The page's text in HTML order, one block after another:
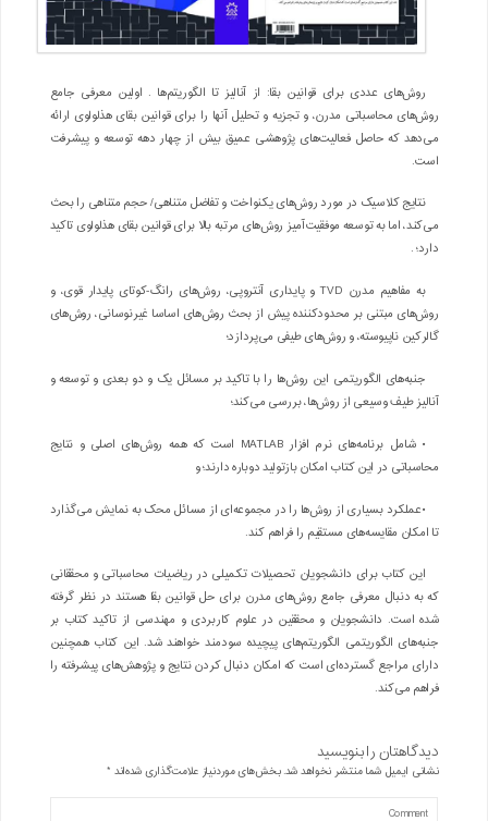
روش‌های عددی برای قوانین بقا: از آنالیز تا الگوریتم‌ها . اولین معرفی جامع
روش‌های محاسباتی مدرن، و تجزیه و تحلیل آنها را برای قوانین بقای هذلولوی ارائه
می‌دهد که حاصل فعالیت‌های پژوهشی عمیق بیش از چهار دهه توسعه و پیشرفت
است.
نتایج کلاسیک در مورد روش‌های یکنواخت و تفاضل متناهی/ حجم متناهی را بحث
می‌کند، اما به توسعه موفقیت‌آمیز روش‌های مرتبه بالا برای قوانین بقای هذلولوی تاکید
دارد؛ .
به مفاهیم مدرن TVD و پایداری آنتروپی، روش‌های رانگ-کوتای پایدار قوی، و
روش‌های مبتنی بر محدودکننده پیش از بحث روش‌های اساسا غیرنوسانی، روش‌های
گالرکین ناپیوسته، و روش‌های طیفی می‌پردازد؛
جنبه‌های الگوریتمی این روش‌ها را با تاکید بر مسائل یک و دو بعدی و توسعه و
آنالیز طیف وسیعی از روش‌ها، بررسی می‌کند؛
• شامل برنامه‌های نرم افزار MATLAB است که همه روش‌های اصلی و نتایج
محاسباتی در این کتاب امکان بازتولید دوباره دارند؛ و
•عملکرد بسیاری از روش‌ها را در مجموعه‌ای از مسائل محک به نمایش می‌گذارد
تا امکان مقایسه‌های مستقیم را فراهم کند.
این کتاب برای دانشجویان تحصیلات تکمیلی در ریاضیات محاسباتی و محققانی
که به دنبال معرفی جامع روش‌های مدرن برای حل قوانین بقا هستند در نظر گرفته
شده است. دانشجویان و محققین در علوم کاربردی و مهندسی از تاکید کتاب بر
جنبه‌های الگوریتمی الگوریتم‌های پیچیده سودمند خواهند شد. این کتاب همچنین
دارای مراجع گسترده‌ای است که امکان دنبال کردن نتایج و پژوهش‌های پیشرفته را
فراهم می‌کند.
دیدگاهتان را بنویسید
نشانی ایمیل شما منتشر نخواهد شد.بخش‌های موردنیاز علامت‌گذاری شده‌اند *